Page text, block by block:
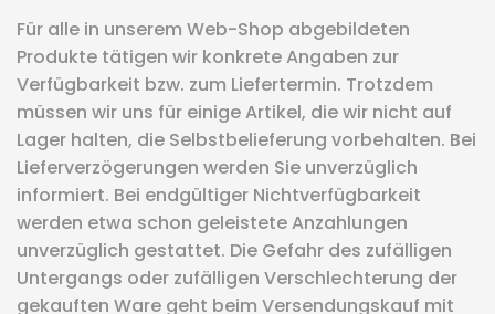
Für alle in unserem Web-Shop abgebildeten
Produkte tätigen wir konkrete Angaben zur
Verfügbarkeit bzw. zum Liefertermin. Trotzdem
müssen wir uns für einige Artikel, die wir nicht auf
Lager halten, die Selbstbelieferung vorbehalten. Bei
Lieferverzögerungen werden Sie unverzüglich
informiert. Bei endgültiger Nichtverfügbarkeit
werden etwa schon geleistete Anzahlungen
unverzüglich gestattet. Die Gefahr des zufälligen
Untergangs oder zufälligen Verschlechterung der
gekauften Ware geht beim Versendungskauf mit